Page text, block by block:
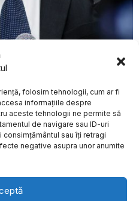
folosim tehnologii, cum ar fi
informațiile despre
aceste tehnologii ne permite să
de navigare sau ID-uri
sau îți retragi
negative asupra unor anumite
și premierii care au
fără înlocuire,
Termeni și Conditii
Contact
adult
din
anunță
(DSU)
de
multe